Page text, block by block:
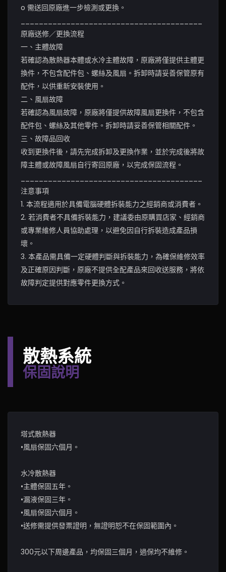
o 需送回原廠進一步檢測或更換。
原廠送修／更換流程
一、主體故障
若確認為散熱器本體或水冷主體故障，原廠將僅提供主體更
換件，不包含配件包、螺絲及風扇。拆卸時請妥善保管原有
配件，以供重新安裝使用。
二、風扇故障
若確認為風扇故障，原廠將僅提供故障風扇更換件，不包含
配件包、螺絲及其他零件。拆卸時請妥善保管相關配件。
三、故障品回收
收到更換件後，請先完成拆卸及更換作業，並於完成後將故
障主體或故障風扇自行寄回原廠，以完成保固流程。
注意事項
1. 本流程適用於具備電腦硬體拆裝能力之經銷商或消費者。
2. 若消費者不具備拆裝能力，建議委由原購買店家、經銷商
或專業維修人員協助處理，以避免因自行拆裝造成產品損
壞。
3. 本產品需具備一定硬體判斷與拆裝能力，為確保維修效率
及正確原因判斷，原廠不提供全配產品來回收送服務，將依
故障判定提供對應零件更換方式。
散熱系統
保固說明
塔式散熱器
•風扇保固六個月。
水冷散熱器
•主體保固五年。
•漏液保固三年。
•風扇保固六個月。
•送修需提供發票證明，無證明恕不在保固範圍內。
300元以下周邊產品，均保固三個月，過保均不維修。